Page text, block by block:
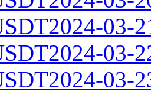
03-
03-
03-